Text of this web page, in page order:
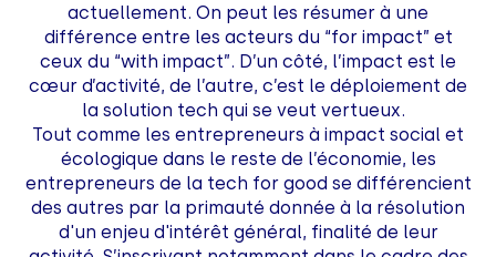
actuellement. On peut les résumer à une
différence entre les acteurs du “for impact” et
ceux du “with impact”. D’un côté, l’impact est le
cœur d’activité, de l’autre, c’est le déploiement de
la solution tech qui se veut vertueux.
Tout comme les entrepreneurs à impact social et
écologique dans le reste de l’économie, les
entrepreneurs de la tech for good se différencient
des autres par la primauté donnée à la résolution
d'un enjeu d'intérêt général, finalité de leur